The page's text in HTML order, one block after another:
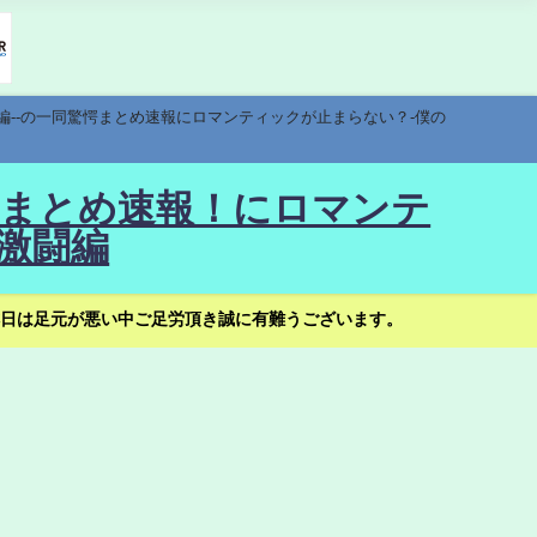
の一同驚愕まとめ速報にロマンティックが止まらない？-僕の
とめ速報！にロマンテ
闘編
足元が悪い中ご足労頂き誠に有難うございます。